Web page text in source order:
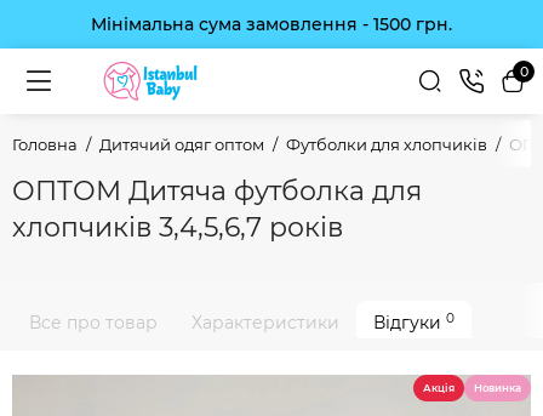
Мінімальна сума замовлення - 1500 грн.
0
Головна Дитячий одяг оптом Футболки для хлопчиків
ОПТОМ Дитяча футболка для
хлопчиків 3,4,5,6,7 років
Все про товар Характеристики Відгуки 0
Акція Новинка